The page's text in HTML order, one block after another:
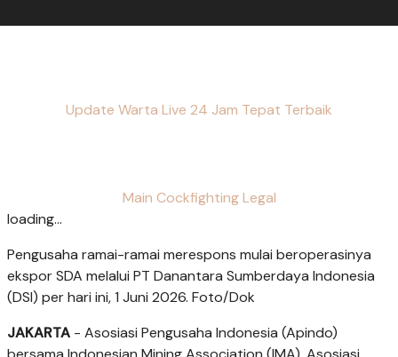
Update Warta Live 24 Jam Tepat Terbaik
Main Cockfighting Legal
loading...
Pengusaha ramai-ramai merespons mulai beroperasinya
ekspor SDA melalui PT Danantara Sumberdaya Indonesia
(DSI) per hari ini, 1 Juni 2026. Foto/Dok
JAKARTA - Asosiasi Pengusaha Indonesia (Apindo)